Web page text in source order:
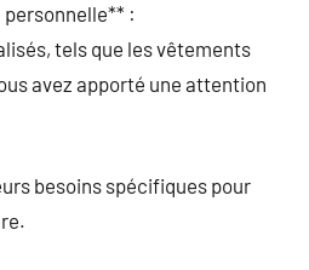
:
tels que les vêtements
avez apporté une attention
besoins spécifiques pour